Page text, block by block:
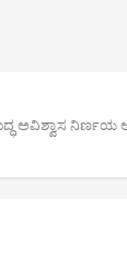
ಅವಿಶ್ವಾಸ